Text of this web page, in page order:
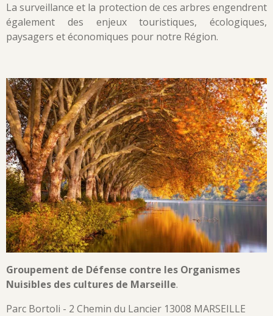
La surveillance et la protection de ces arbres engendrent
également des enjeux touristiques, écologiques,
paysagers et économiques pour notre Région.
Groupement de Défense contre les Organismes
Nuisibles des cultures de Marseille.
Parc Bortoli - 2 Chemin du Lancier 13008 MARSEILLE